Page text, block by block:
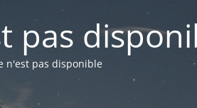
pas
n'est pas disponible